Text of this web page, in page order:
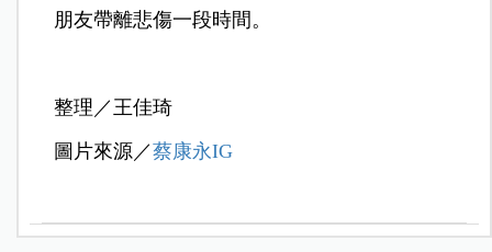
朋友帶離悲傷一段時間。
整理／王佳琦
圖片來源／蔡康永IG